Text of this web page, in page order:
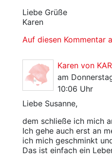
Liebe Grüße
Karen
Auf diesen Kommentar
Karen von
am
10:06 Uhr
Liebe Susanne,
dem schließe ich mich
Ich gehe auch erst an
ich mich geschminkt
Das ist einfach ein